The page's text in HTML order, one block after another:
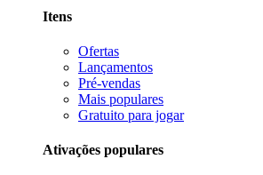
Itens
Ofertas
Lançamentos
Pré-vendas
Mais populares
Gratuito para jogar
Ativações populares